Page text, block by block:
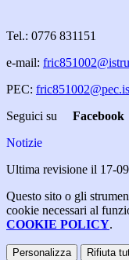
Tel.: 0776 831151
e-mail:
PEC:
Seguici su Facebook
Notizie
Ultima revisione il 17-
Questo sito o gli
cookie necessari al
COOKIE POLICY.
Personalizza Rifiuta